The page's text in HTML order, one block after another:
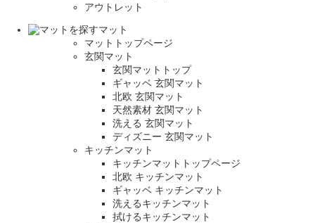
アウトレット
マット
マットトップページ
玄関マット
玄関マットトップ
ギャッベ 玄関マット
北欧 玄関マット
天然素材 玄関マット
洗える 玄関マット
ディズニー 玄関マット
キッチンマット
キッチンマットトップページ
北欧 キッチンマット
ギャッベ キッチンマット
洗えるキッチンマット
拭けるキッチンマット